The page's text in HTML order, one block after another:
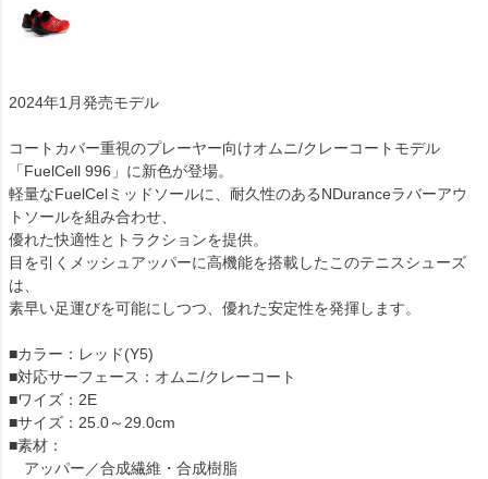
2024年1月発売モデル
コートカバー重視のプレーヤー向けオムニ/クレーコートモデル
「FuelCell 996」に新色が登場。
軽量なFuelCelミッドソールに、耐久性のあるNDuranceラバーアウ
トソールを組み合わせ、
優れた快適性とトラクションを提供。
目を引くメッシュアッパーに高機能を搭載したこのテニスシューズ
は、
素早い足運びを可能にしつつ、優れた安定性を発揮します。
■カラー：レッド(Y5)
■対応サーフェース：オムニ/クレーコート
■ワイズ：2E
■サイズ：25.0～29.0cm
■素材：
アッパー／合成繊維・合成樹脂